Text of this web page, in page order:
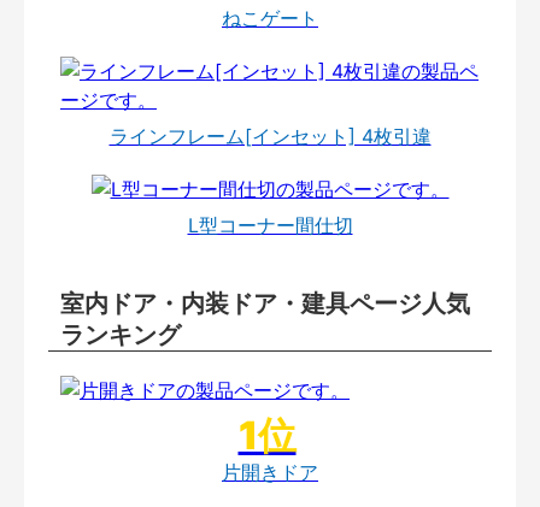
ねこゲート
ラインフレーム[インセット] 4枚引違
L型コーナー間仕切
室内ドア・内装ドア・建具ページ人気
ランキング
片開きドア